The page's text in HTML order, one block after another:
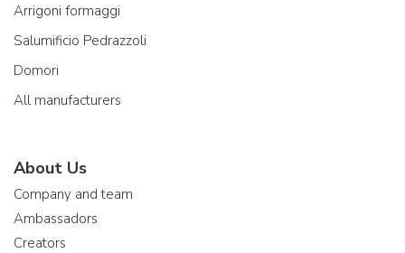
Arrigoni formaggi
Salumificio Pedrazzoli
Domori
All manufacturers
About Us
Company and team
Ambassadors
Creators